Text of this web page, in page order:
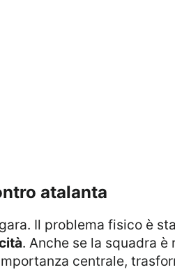
atalanta
Il problema fisico è
. Anche se la squadra è
centrale,